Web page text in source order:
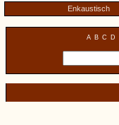
Enkaustisch
A B C D